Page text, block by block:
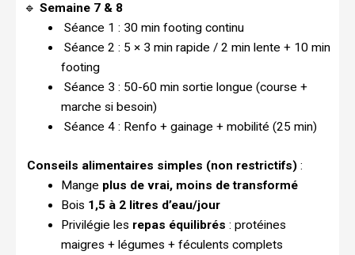
🔹 Semaine 7 & 8
Séance 1 : 30 min footing continu
Séance 2 : 5 × 3 min rapide / 2 min lente + 10 min
footing
Séance 3 : 50-60 min sortie longue (course +
marche si besoin)
Séance 4 : Renfo + gainage + mobilité (25 min)
Conseils alimentaires simples (non restrictifs) :
Mange plus de vrai, moins de transformé
Bois 1,5 à 2 litres d’eau/jour
Privilégie les repas équilibrés : protéines
maigres + légumes + féculents complets